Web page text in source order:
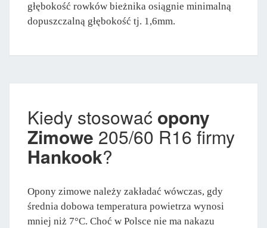
głębokość rowków bieżnika osiągnie minimalną
dopuszczalną głębokość tj. 1,6mm.
Kiedy stosować opony
Zimowe 205/60 R16 firmy
Hankook?
Opony zimowe należy zakładać wówczas, gdy
średnia dobowa temperatura powietrza wynosi
mniej niż 7°C. Choć w Polsce nie ma nakazu